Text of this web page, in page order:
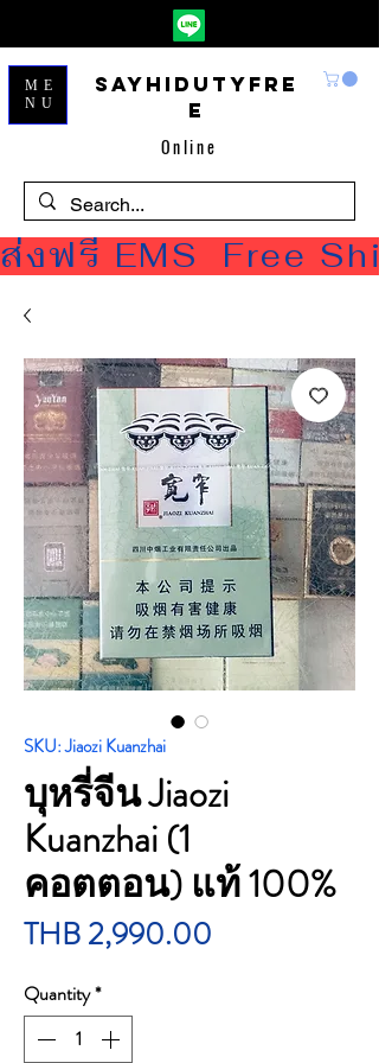
Sayhidutyfre
e
Online
ME
NU
ส่งฟรี EMS  Free
SKU: Jiaozi Kuanzhai
บุหรี่จีน Jiaozi
Kuanzhai (1
คอตตอน) แท้ 100%
THB 2,990.00
Quantity*